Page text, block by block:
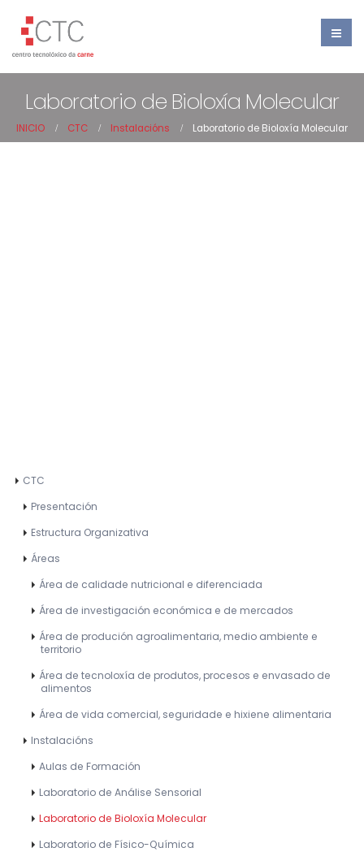
Laboratorio de Bioloxía Molecular
INICIO CTC Instalacións Laboratorio de Bioloxía Molecular
CTC
Presentación
Estructura Organizativa
Áreas
Área de calidade nutricional e diferenciada
Área de investigación económica e de mercados
Área de produción agroalimentaria, medio ambiente e
territorio
Área de tecnoloxía de produtos, procesos e envasado de
alimentos
Área de vida comercial, seguridade e hixiene alimentaria
Instalacións
Aulas de Formación
Laboratorio de Análise Sensorial
Laboratorio de Bioloxía Molecular
Laboratorio de Físico-Química